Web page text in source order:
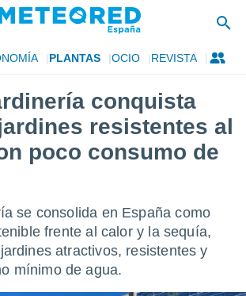
PLANTAS OCIO REVISTA
conquista
resistentes al
poco consumo de
se consolida en España como
frente al calor y la sequía,
atractivos, resistentes y
mínimo de agua.